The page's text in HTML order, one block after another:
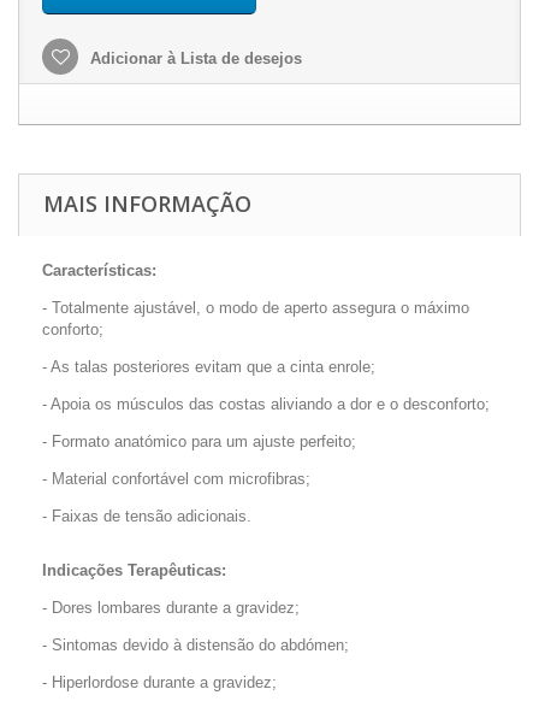
Adicionar à Lista de desejos
MAIS INFORMAÇÃO
Características:
- Totalmente ajustável, o modo de aperto assegura o máximo
conforto;
- As talas posteriores evitam que a cinta enrole;
- Apoia os músculos das costas aliviando a dor e o desconforto;
- Formato anatómico para um ajuste perfeito;
- Material confortável com microfibras;
- Faixas de tensão adicionais.
Indicações Terapêuticas:
- Dores lombares durante a gravidez;
- Sintomas devido à distensão do abdómen;
- Hiperlordose durante a gravidez;